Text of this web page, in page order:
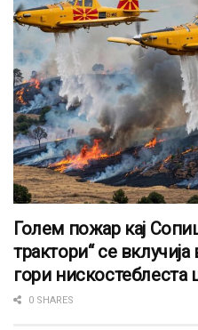
Голем пожар кај
трактори“ се
гори нискостеблеста
0 SHARES